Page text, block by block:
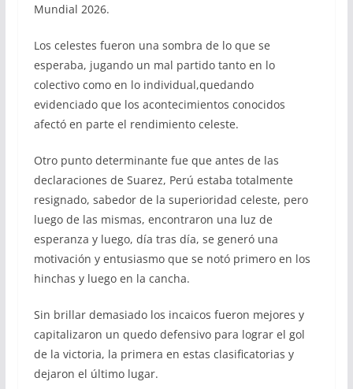
Mundial 2026.
Los celestes fueron una sombra de lo que se
esperaba, jugando un mal partido tanto en lo
colectivo como en lo individual,quedando
evidenciado que los acontecimientos conocidos
afectó en parte el rendimiento celeste.
Otro punto determinante fue que antes de las
declaraciones de Suarez, Perú estaba totalmente
resignado, sabedor de la superioridad celeste, pero
luego de las mismas, encontraron una luz de
esperanza y luego, día tras día, se generó una
motivación y entusiasmo que se notó primero en los
hinchas y luego en la cancha.
Sin brillar demasiado los incaicos fueron mejores y
capitalizaron un quedo defensivo para lograr el gol
de la victoria, la primera en estas clasificatorias y
dejaron el último lugar.